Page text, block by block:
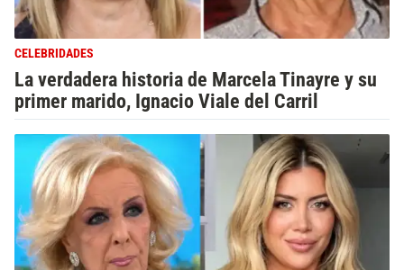
CELEBRIDADES
La verdadera historia de Marcela Tinayre y su
primer marido, Ignacio Viale del Carril